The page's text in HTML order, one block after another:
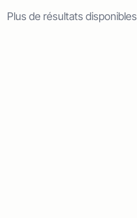
Plus de résultats disponibles